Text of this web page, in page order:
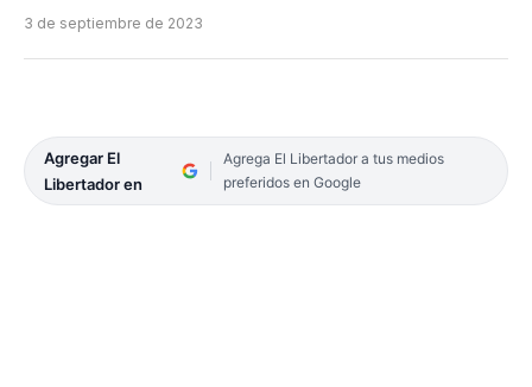
3 de septiembre de 2023
Agregar El
Libertador en
Agrega El Libertador a tus medios
preferidos en Google